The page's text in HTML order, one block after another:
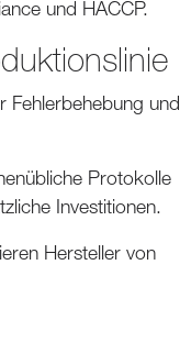
und HACCP.
Fehlerbehebung und
Protokolle
Investitionen.
Hersteller von